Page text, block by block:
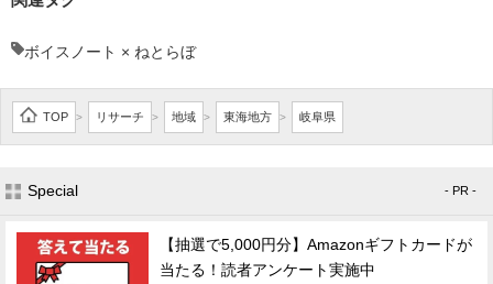
ボイスノート × ねとらぼ
TOP > リサーチ > 地域 > 東海地方 > 岐阜県
Special - PR -
【抽選で5,000円分】Amazonギフトカードが
当たる！読者アンケート実施中